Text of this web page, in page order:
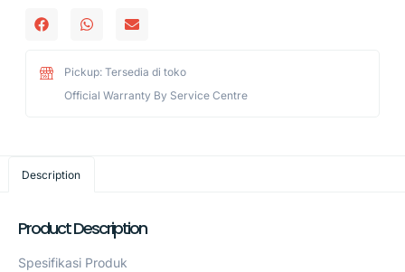
Pickup: Tersedia di toko
Official Warranty By Service Centre
Description
Product Description
Spesifikasi Produk